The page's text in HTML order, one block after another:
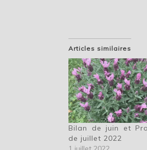
Articles similaires
Bilan de juin et
de juillet 2022